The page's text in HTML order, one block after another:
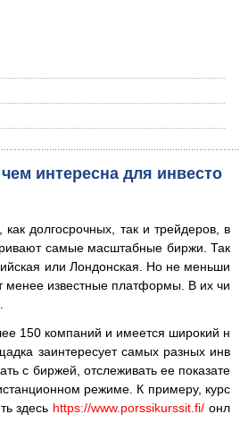
интересна для инвесто
как долгосрочных, так и трейдеров, в
самые масштабные биржи. Так
или Лондонская. Но не меньши
менее известные платформы. В их чи
150 компаний и имеется широкий н
заинтересует самых разных инв
с биржей, отслеживать ее показате
режиме. К примеру, курс
здесь https://www.porssikurssit.fi/ онл